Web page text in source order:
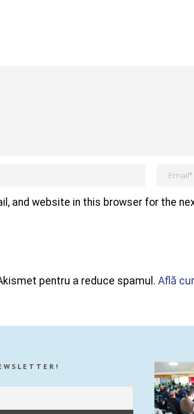
and website in this browser for the
pentru a reduce spamul. Află